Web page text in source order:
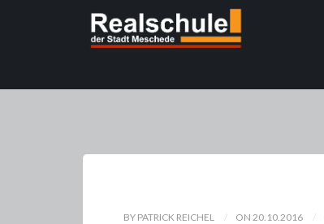
BY PATRICK REICHEL ON 20.10.2016